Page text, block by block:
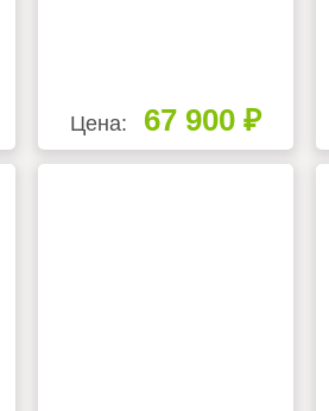
Цена: 67 900 ₽